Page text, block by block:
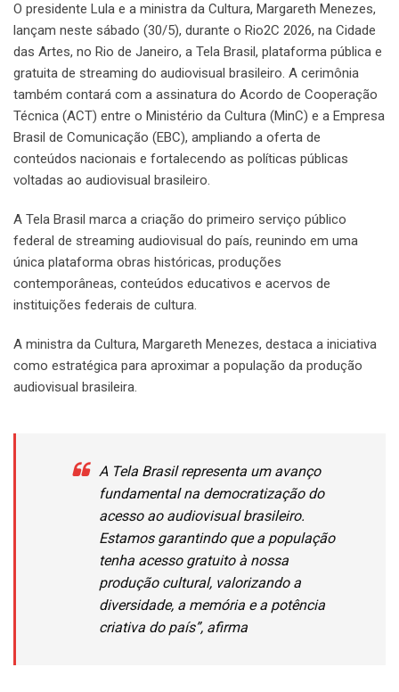
O presidente Lula e a ministra da Cultura, Margareth Menezes,
lançam neste sábado (30/5), durante o Rio2C 2026, na Cidade
das Artes, no Rio de Janeiro, a Tela Brasil, plataforma pública e
gratuita de streaming do audiovisual brasileiro. A cerimônia
também contará com a assinatura do Acordo de Cooperação
Técnica (ACT) entre o Ministério da Cultura (MinC) e a Empresa
Brasil de Comunicação (EBC), ampliando a oferta de
conteúdos nacionais e fortalecendo as políticas públicas
voltadas ao audiovisual brasileiro.
A Tela Brasil marca a criação do primeiro serviço público
federal de streaming audiovisual do país, reunindo em uma
única plataforma obras históricas, produções
contemporâneas, conteúdos educativos e acervos de
instituições federais de cultura.
A ministra da Cultura, Margareth Menezes, destaca a iniciativa
como estratégica para aproximar a população da produção
audiovisual brasileira.
A Tela Brasil representa um avanço
fundamental na democratização do
acesso ao audiovisual brasileiro.
Estamos garantindo que a população
tenha acesso gratuito à nossa
produção cultural, valorizando a
diversidade, a memória e a potência
criativa do país”, afirma